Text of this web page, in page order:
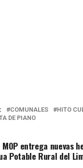
COMUNALES
HITO
DE PIANO
entrega nuevas
Potable Rural del